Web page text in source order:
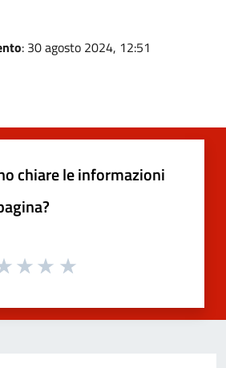
: 30 agosto 2024, 12:51
chiare le informazioni